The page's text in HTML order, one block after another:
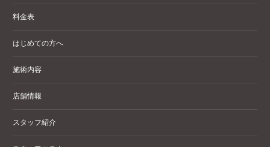
料金表
はじめての方へ
施術内容
店舗情報
スタッフ紹介